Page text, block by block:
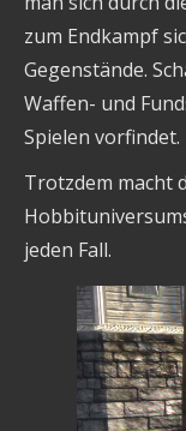
zum Endkampf
Gegenstände.
Waffen- und
Spielen vorfindet.
Trotzdem macht
jeden Fall.